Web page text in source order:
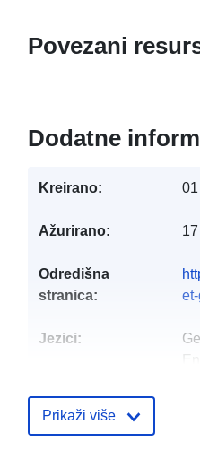
Povezani
Dodatne
Kreirano:
Ažurirano:
Odredišna
stranica:
Jezici:
Prikaži više